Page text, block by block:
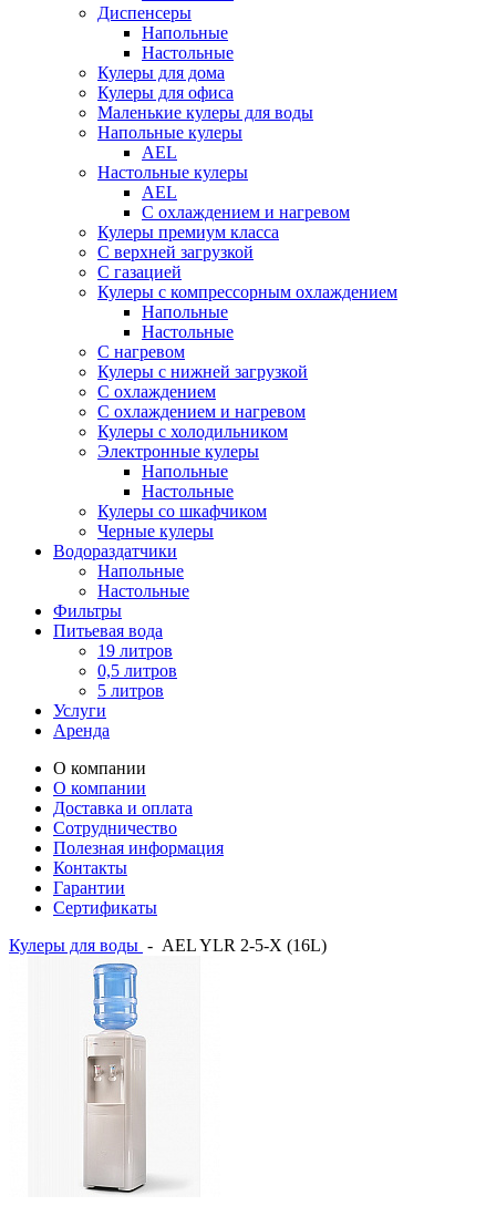
Диспенсеры
Напольные
Настольные
Кулеры для дома
Кулеры для офиса
Маленькие кулеры для воды
Напольные кулеры
AEL
Настольные кулеры
AEL
С охлаждением и нагревом
Кулеры премиум класса
С верхней загрузкой
С газацией
Кулеры с компрессорным охлаждением
Напольные
Настольные
С нагревом
Кулеры с нижней загрузкой
С охлаждением
С охлаждением и нагревом
Кулеры с холодильником
Электронные кулеры
Напольные
Настольные
Кулеры со шкафчиком
Черные кулеры
Водораздатчики
Напольные
Настольные
Фильтры
Питьевая вода
19 литров
0,5 литров
5 литров
Услуги
Аренда
О компании
О компании
Доставка и оплата
Сотрудничество
Полезная информация
Контакты
Гарантии
Сертификаты
Кулеры для воды - AEL YLR 2-5-X (16L)